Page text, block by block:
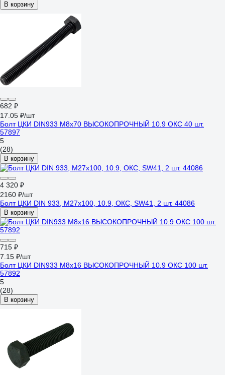
В корзину
682 ₽
17.05 ₽/шт
Болт ЦКИ DIN933 М8х70 ВЫСОКОПРОЧНЫЙ 10.9 ОКС 40 шт.
57897
5
(28)
В корзину
4 320 ₽
2160 ₽/шт
Болт ЦКИ DIN 933, М27x100, 10.9, ОКС, SW41, 2 шт. 44086
В корзину
715 ₽
7.15 ₽/шт
Болт ЦКИ DIN933 М8х16 ВЫСОКОПРОЧНЫЙ 10.9 ОКС 100 шт.
57892
5
(28)
В корзину